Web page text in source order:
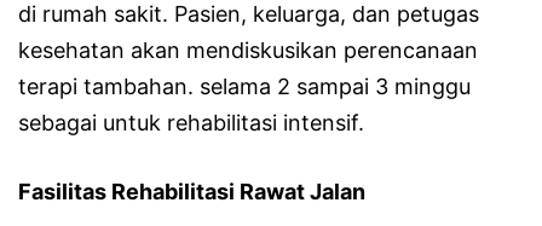
di rumah sakit. Pasien, keluarga, dan petugas
kesehatan akan mendiskusikan perencanaan
terapi tambahan. selama 2 sampai 3 minggu
sebagai untuk rehabilitasi intensif.
Fasilitas Rehabilitasi Rawat Jalan